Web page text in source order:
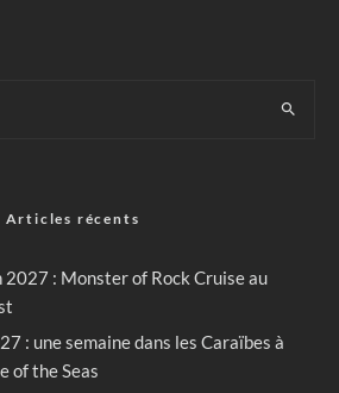
Articles récents
: Monster of Rock Cruise au
: une semaine dans les Caraïbes à
of the Seas